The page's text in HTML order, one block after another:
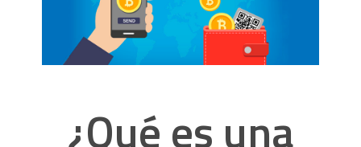
¿Qué es una